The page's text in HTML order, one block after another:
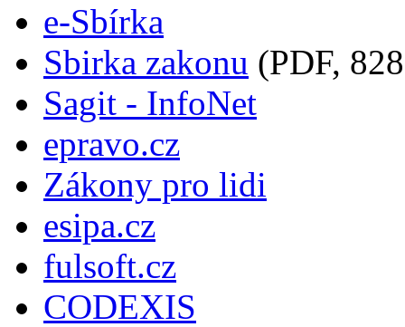
e-Sbírka
Sbirka zakonu (PDF,
Sagit - InfoNet
epravo.cz
Zákony pro lidi
esipa.cz
fulsoft.cz
CODEXIS